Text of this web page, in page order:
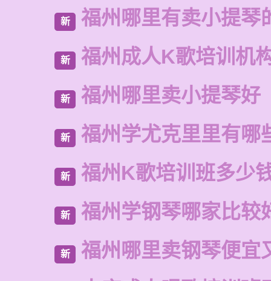
新 福州哪里有卖小提琴
新 福州成人K歌培训机
新 福州哪里卖小提琴好
新 福州学尤克里里有哪
新 福州K歌培训班多少
新 福州学钢琴哪家比较
新 福州哪里卖钢琴便宜